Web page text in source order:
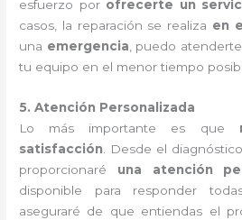
esfuerzo por ofrecerte un
casos, la reparación se realiza en
una emergencia, puedo
tu equipo en el menor tiempo
5. Atención Personalizada
Lo más importante es que
satisfacción . Desde el
proporcionaré una atención
disponible para responder
aseguraré de que entiendas el